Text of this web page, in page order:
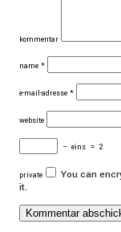
kommentar
name *
e-mail-adresse *
website
− eins = 2
private
You can
it.